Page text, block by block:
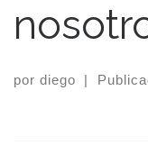
por diego |